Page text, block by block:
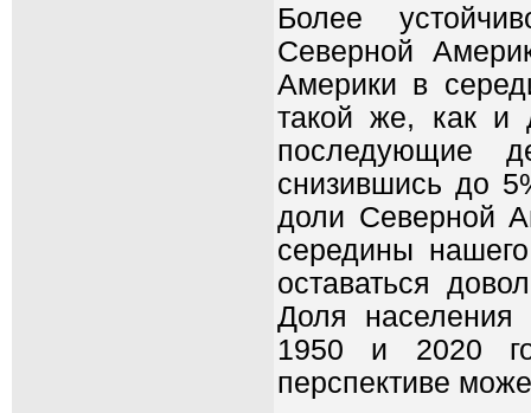
Более
Северной
Америки в
такой же, как и
последующие
снизившись до
доли Северной
середины
оставаться
Доля
1950 и 2020
перспективе